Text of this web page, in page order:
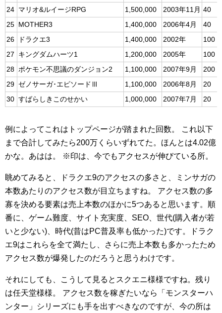
24 マリオ&ルイージRPG 1,500,000 2003年11月 40
25
MOTHER3 1,400,000 2006年4月
40
26
ドラクエ3 1,400,000 2002年
100
27
キングダムハーツ1 1,200,000 2005年
100
28 ポケモン不思議のダンジョン2 1,100,000 2007年9月
200
29 ゼノサーガ･エピソードⅢ 1,100,000 2006年8月
20
30 すばらしきこのせかい 1,000,000 2007年7月 20
例によってこれはトップページが踏まれた回数。
これ以下
まで合計してみたら200万くらいずれてた。ほんとは4.02億
かな。あはは。
※印は、今でもアクセスが伸びている所。
眺めてみると、ドラクエ9のアクセスの多さと、ミンサガの
本数あたりのアクセス数が目立ちますね。
アクセス数の多
寡を決める要素は売上本数のほかに5つあると思います。順
番に、ゲーム難度、サイト充実度、SEO、世代(購入者が若
いと少ない)、時代(昔はPC普及率も低かった)です。ドラク
エ9はこれらを全て満たし、さらに売上本数も多かったため
アクセス数が爆発したのだろうと思うわけです。
それにしても、こうして見るとスクエニ様様ですね。残り
は任天堂様様。
アクセス数を稼ぎたいなら「モンスターハ
ンター」シリーズにも手を出すべきなのですが、今の所は